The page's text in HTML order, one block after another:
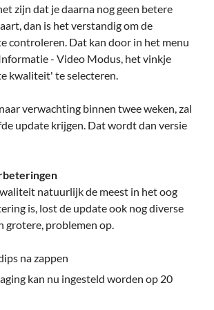
zijn dat je daarna nog geen betere
dan is het verstandig om de
controleren. Dat kan door in het menu
- Video Modus, het vinkje
kwaliteit' te selecteren.
verwachting binnen twee weken, zal
update krijgen. Dat wordt dan versie
natuurlijk de meest in het oog
is, lost de update ook nog diverse
grotere, problemen op.
na zappen
kan nu ingesteld worden op 20